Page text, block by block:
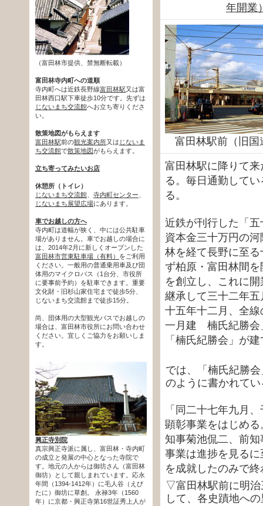
年開業
富田林駅前（旧国
富田林駅に降りて
る。毎日通勤して
る。
近鉄が刊行した「
資本金三十万円の
林を経て長野に至
ず柏原・富田林間
を創立し、これに
継承して三十二年
十五年十二月、全
一月建 楠氏紀勝会
「楠氏紀勝会」が
では、「楠氏紀勝
のように書かれて
「同二十七年九月
顕彰事業をはじめ
知事菊池侃二、前
事業は進捗を見る
を成就したのみで
▽富田林駅前に明治
して、各史蹟地へ
（富田林市提供、禁無断転載）
富田林寺内町への道順
寺内町へは近鉄長野線富田林駅又は富
田林西口駅下車徒歩10分です。先ずは
じないまち交流館へお立ち寄りくださ
い。
散策地図がもらえます
富田林駅前の観光案内所又は じないま
ち交流館で散策地図がもらえます。
立ち寄ってみたいお店
休憩所（トイレ）
じないまち交流館
寺内町センター
じないまち展望広場にあります。
車でお越しの方へ
寺内町は道幅が狭く、中には公共駐車
場がありません。車でお越しの場合に
は、2014年2月に新しくオープンした
富田林市営東駐車場（有料） をご利用
ください。一般用の普通乗用車及び団
体用のマイクロバス（1台分、市役所
に要事前予約）を駐車できます。重要
文化財・旧杉山家住宅まで徒歩5分、
じないまち交流館まで徒歩15分。
尚、団体用の大型観光バスでお越しの
場合は、富田林市役所にお問い合わせ
ください。宜しくご協力をお願いしま
す。
興正寺別院
真宗興正寺派に属し、富田林・寺内町
の成立と発展の中心となった寺院で
す。地元の人からは御坊さん（富田林
御坊）として親しまれています。応永
年間（1394-1412年）に毛人谷（えび
たに）御坊に草創。 永禄3年（1560
年）に京都・興正寺第16世証秀上人が